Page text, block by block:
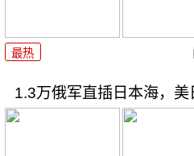
最热
1.3万俄军直插日本海，